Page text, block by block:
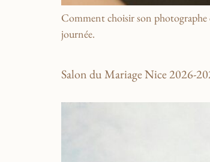
Comment choisir son
journée.
Salon du Mariage Nice 2026-